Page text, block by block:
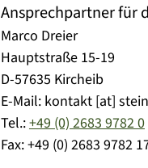
Ansprechpartner für
Marco Dreier
Hauptstraße 15-19
D-57635 Kircheib
E-Mail: kontakt [at]
Tel.:+49 (0) 2683 9782 0
Fax:+49 (0) 2683 9782